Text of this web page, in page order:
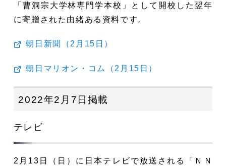
「曹洞宗大学林専門学本校」として開校した翌年
に寄贈された由緒ある資料です。
朝日新聞（2月15日）
朝日マリオン・コム（2月15日）
2022年2月7日掲載
テレビ
2月13日（日）に日本テレビで放送される「ＮＮ